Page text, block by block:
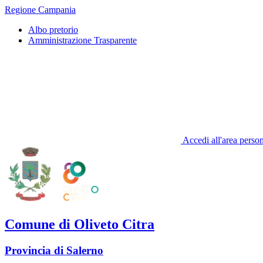
Regione Campania
Albo pretorio
Amministrazione Trasparente
Accedi all'area
Comune di Oliveto Citra
Provincia di Salerno